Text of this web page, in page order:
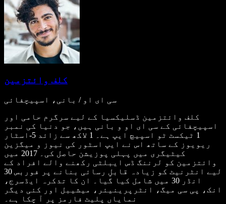
کلف وائتزمین
سی ای او / بانی، اسپیچفائی
کلف وائتزمین ڈسلیکسیا کے لیے سرگرم حامی اور
اسپیچفائی کے سی ای او و بانی ہیں، جو دنیا کی نمبر
1 ٹیکسٹ ٹو اسپیچ ایپ ہے۔ 1 لاکھ سے زائد 5-اسٹار
ریویوز کے ساتھ اس نے ایپ اسٹور کی نیوز و میگزین
کیٹیگری میں پہلی پوزیشن حاصل کی۔ 2017 میں
وائتزمین کو لرننگ ڈس ایبلٹی رکھنے والے افراد کے
لیے انٹرنیٹ کو زیادہ قابلِ رسائی بنانے پر فوربس 30
انڈر 30 میں شامل کیا گیا۔ ان کا تذکرہ ایڈسرج،
انک، پی سی میگ، انٹرپرینیئر، میشیبل اور کئی دیگر
نمایاں پلیٹ فارمز پر آ چکا ہے۔